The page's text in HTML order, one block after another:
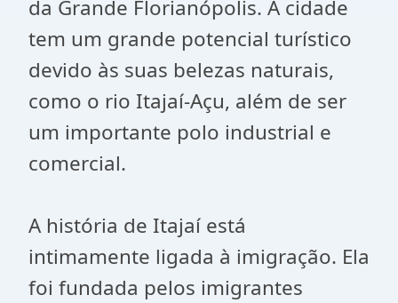
da Grande Florianópolis. A cidade
tem um grande potencial turístico
devido às suas belezas naturais,
como o rio Itajaí-Açu, além de ser
um importante polo industrial e
comercial.
A história de Itajaí está
intimamente ligada à imigração. Ela
foi fundada pelos imigrantes